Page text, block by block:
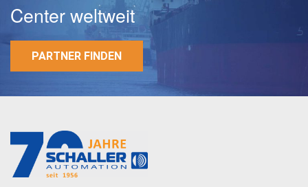
Center weltweit
PARTNER FINDEN